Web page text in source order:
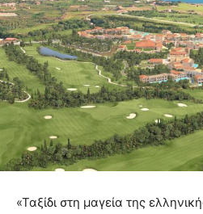
«Ταξίδι στη μαγεία της